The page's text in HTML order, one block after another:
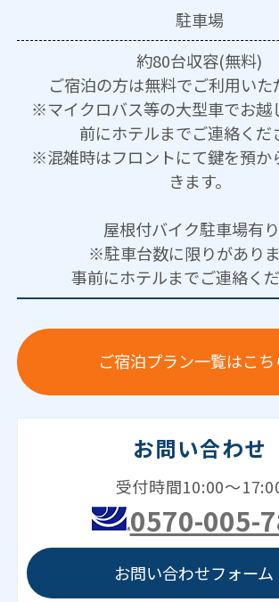
駐車場
約80台収容(無料)
ご宿泊の方は無料でご利用いた
※マイクロバス等の大型車でお越
前にホテルまでご連絡くだ
※混雑時はフロントにて鍵を預か
きます。
屋根付バイク駐車場有り
※駐車台数に限りがありま
事前にホテルまでご連絡くだ
ご宿泊プラン一覧はこち
お問い合わせ
受付時間10:00～
0570-005-
お問い合わせフォーム